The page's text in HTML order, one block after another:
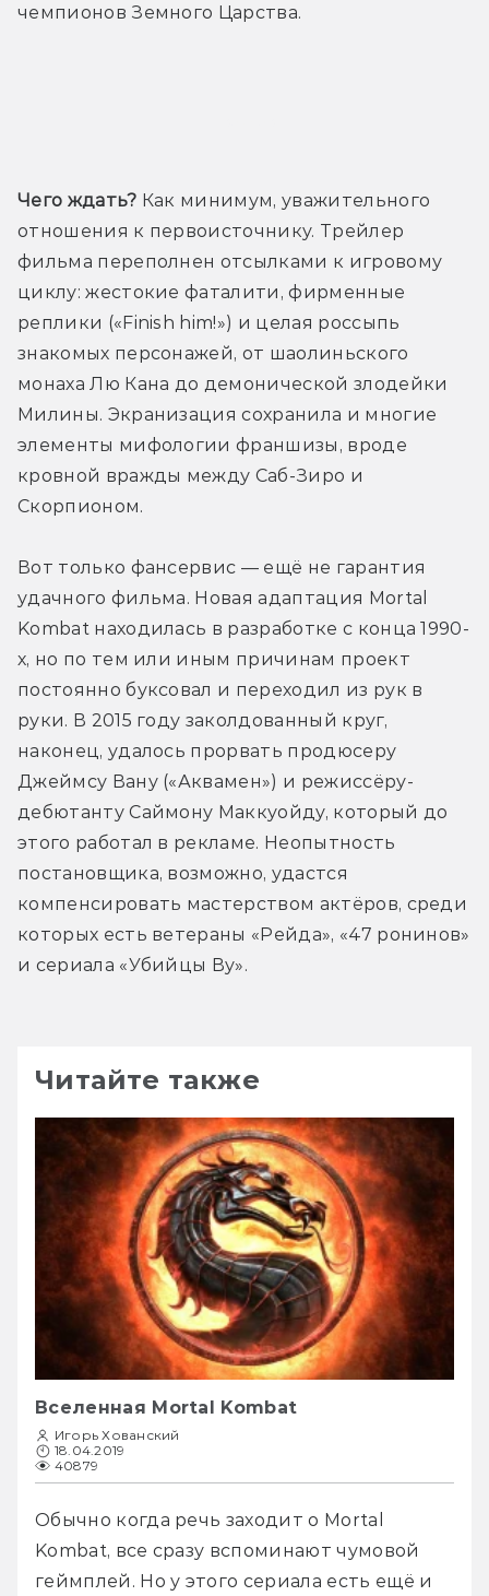
чемпионов Земного Царства.
Чего ждать? Как минимум, уважительного
отношения к первоисточнику. Трейлер
фильма переполнен отсылками к игровому
циклу: жестокие фаталити, фирменные
реплики («Finish him!») и целая россыпь
знакомых персонажей, от шаолиньского
монаха Лю Кана до демонической злодейки
Милины. Экранизация сохранила и многие
элементы мифологии франшизы, вроде
кровной вражды между Саб-Зиро и
Скорпионом.
Вот только фансервис — ещё не гарантия
удачного фильма. Новая адаптация Mortal
Kombat находилась в разработке с конца 1990-
х, но по тем или иным причинам проект
постоянно буксовал и переходил из рук в
руки. В 2015 году заколдованный круг,
наконец, удалось прорвать продюсеру
Джеймсу Вану («Аквамен») и режиссёру-
дебютанту Саймону Маккуойду, который до
этого работал в рекламе. Неопытность
постановщика, возможно, удастся
компенсировать мастерством актёров, среди
которых есть ветераны «Рейда», «47 ронинов»
и сериала «Убийцы Ву».
Читайте также
Вселенная Mortal Kombat
Игорь Хованский
18.04.2019
40879
Обычно когда речь заходит о Mortal
Kombat, все сразу вспоминают чумовой
геймплей. Но у этого сериала есть ещё и